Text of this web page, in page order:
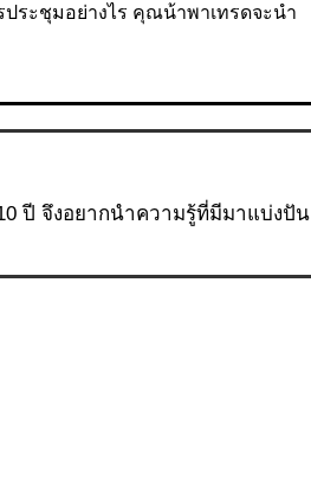
ระชุมอย่างไร คุณน้าพาเทรดจะนำ
ปี จึงอยากนำความรู้ที่มีมาแบ่งปัน